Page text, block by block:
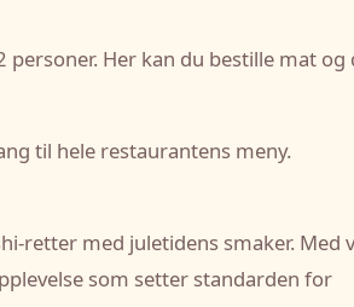
Her kan du bestille mat og
til hele restaurantens meny.
retter med juletidens smaker. Med
som setter standarden for